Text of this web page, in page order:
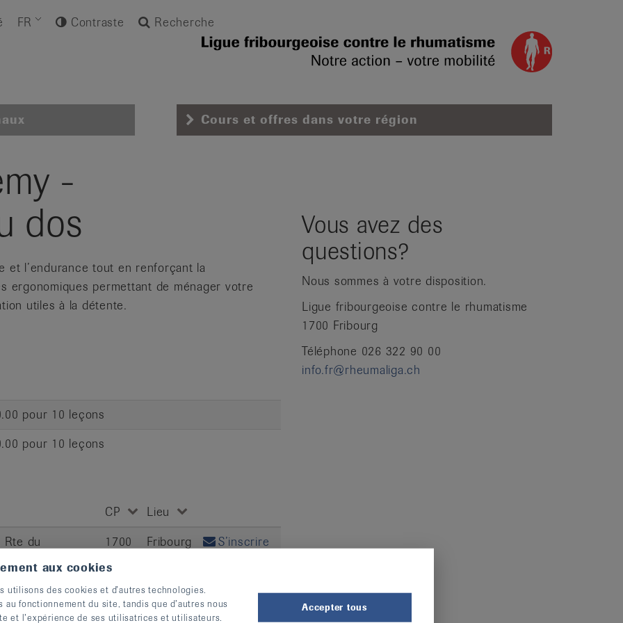
FR Contraste Recherche
Cours et offres dans votre région
-
dos
et l’endurance tout en renforçant la
ergonomiques permettant de ménager votre
utiles à la détente.
pour 10 leçons
pour 10 leçons
CP
Lieu
Rte du
1700 Fribourg S’inscrire
Rte du
1700 Fribourg
Vous avez des
questions?
Nous sommes à votre disposition.
Ligue fribourgeoise contre le rhumatisme
1700 Fribourg
Téléphone 026 322 90 00
info.fr@rheumaliga.ch
aux cookies
utilisons des cookies et d’autres technologies.
fonctionnement du site, tandis que d’autres nous
et l’expérience de ses utilisatrices et utilisateurs.
Accepter tous